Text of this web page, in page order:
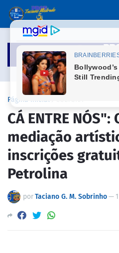
Página inicial
CÁ ENTRE
mediação
inscrições
Petrolina
porTaciano G. M. Sobrinho—